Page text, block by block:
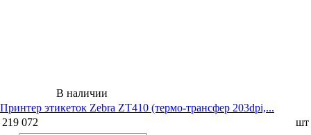
В наличии
Принтер этикеток Zebra ZT410 (термо-трансфер 203dpi,...
219 072
шт